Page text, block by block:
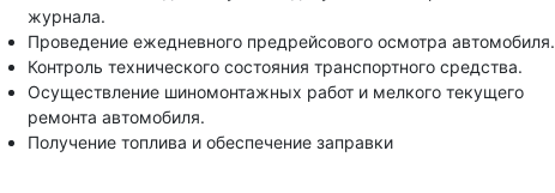
журнала.
Проведение ежедневного предрейсового осмотра автомобиля.
Контроль технического состояния транспортного средства.
Осуществление шиномонтажных работ и мелкого текущего
ремонта автомобиля.
Получение топлива и обеспечение заправки